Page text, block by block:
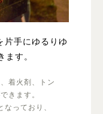
片手にゆるりゆ
す。
着火剤、トン
きます。
っており、